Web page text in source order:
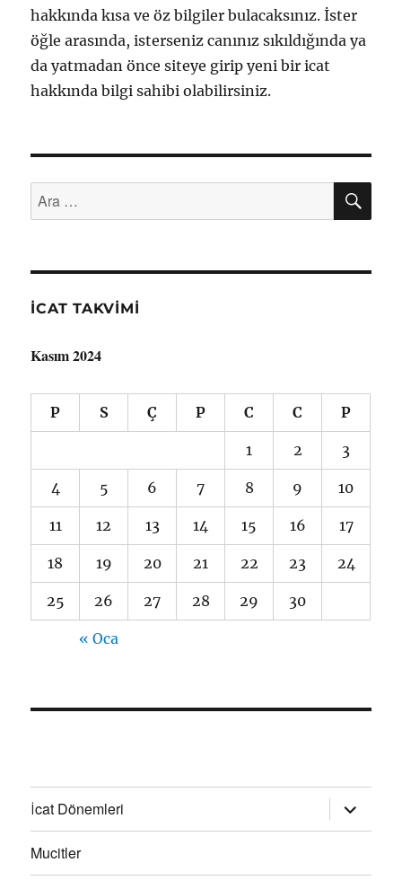
hakkında kısa ve öz bilgiler bulacaksınız. İster
öğle arasında, isterseniz canınız sıkıldığında ya
da yatmadan önce siteye girip yeni bir icat
hakkında bilgi sahibi olabilirsiniz.
Ara:
İCAT TAKVIMI
Kasım 2024
P S Ç P C C P
1 2 3
4 5 6 7 8 9 10
11 12 13 14 15 16 17
18 19 20 21 22 23 24
25 26 27 28 29 30
« Oca
İcat Dönemleri
Alt
menüyü
genişlet
Mucitler